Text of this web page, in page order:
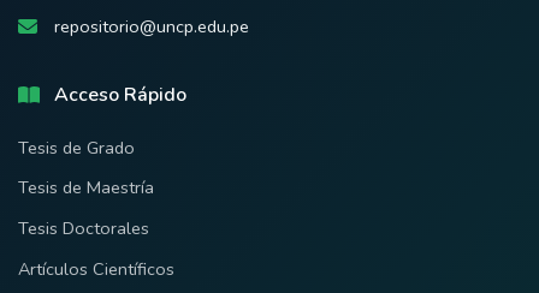
repositorio@uncp.edu.pe
Acceso Rápido
Tesis de Grado
Tesis de Maestría
Tesis Doctorales
Artículos Científicos